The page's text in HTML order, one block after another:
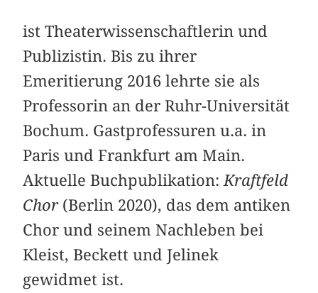
ist Theaterwissenschaftlerin und
Publizistin. Bis zu ihrer
Emeritierung 2016 lehrte sie als
Professorin an der Ruhr-Universität
Bochum. Gastprofessuren u.a. in
Paris und Frankfurt am Main.
Aktuelle Buchpublikation: Kraftfeld
Chor(Berlin 2020), das dem antiken
Chor und seinem Nachleben bei
Kleist, Beckett und Jelinek
gewidmet ist.